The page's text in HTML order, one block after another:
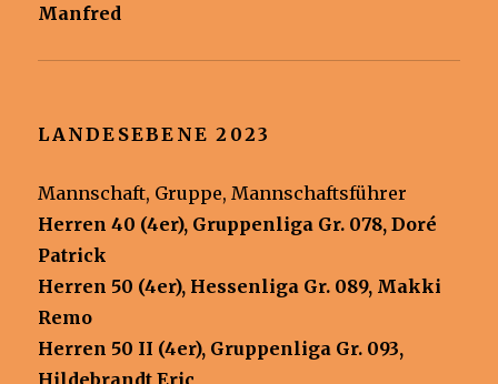
Manfred
LANDESEBENE 2023
Mannschaft, Gruppe, Mannschaftsführer
Herren 40 (4er), Gruppenliga Gr. 078, Doré
Patrick
Herren 50 (4er), Hessenliga Gr. 089, Makki
Remo
Herren 50 II (4er), Gruppenliga Gr. 093,
Hildebrandt Eric